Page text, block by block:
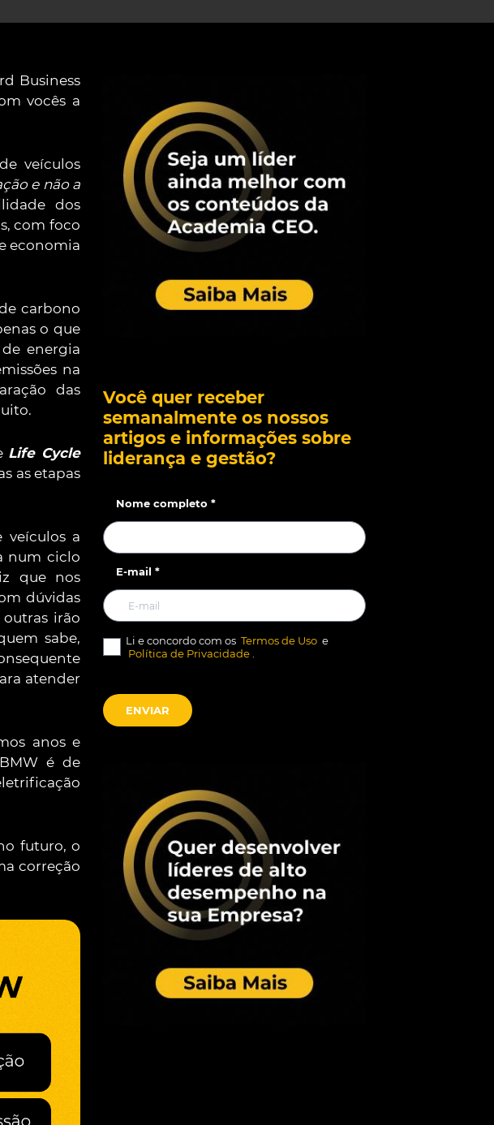
Business
vocês a
veículos
e não a
dos
com foco
economia
carbono
o que
energia
na
das
Life Cycle
as etapas
veículos a
num ciclo
que nos
dúvidas
irão
sabe,
atender
anos e
é de
futuro, o
correção
Você quer receber
semanalmente os nossos
artigos e informações sobre
liderança e gestão?
Nome completo *
E-mail *
Li e concordo com os Termos de Uso e
Política de Privacidade
ENVIAR